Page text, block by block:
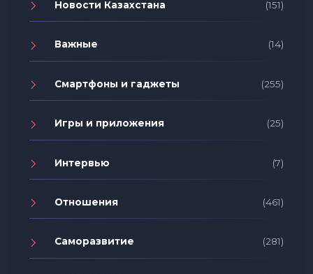
Новости Казахстана (151)
Важные (14)
Смартфоны и гаджеты (255)
Игры и приложения (25)
Интервью (7)
Отношения (461)
Саморазвитие (281)